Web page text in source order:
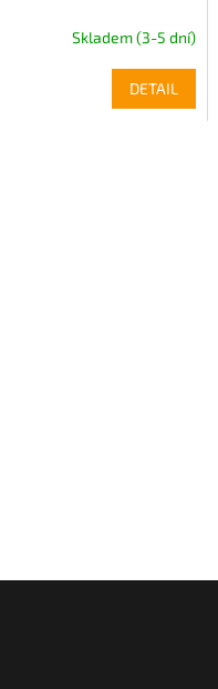
Skladem (3-5 dní)
DETAIL
v